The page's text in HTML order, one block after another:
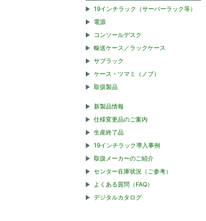
19インチラック（サーバーラック等）
電源
コンソールデスク
輸送ケース／ラックケース
サブラック
ケース・ツマミ（ノブ）
取扱製品
新製品情報
仕様変更品のご案内
生産終了品
19インチラック導入事例
取扱メーカーのご紹介
センター在庫状況（ご参考）
よくある質問（FAQ）
デジタルカタログ